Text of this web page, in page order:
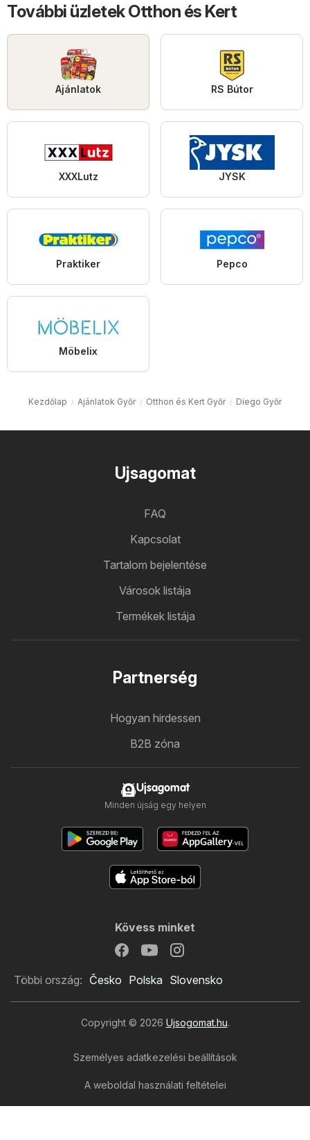
További üzletek Otthon és Kert
Ajánlatok RS Bútor
XXXLutz JYSK
Praktiker Pepco
Möbelix
Kezdőlap Ajánlatok Győr Otthon és Kert Győr Diego Győr
Ujsagomat
FAQ
Kapcsolat
Tartalom bejelentése
Városok listája
Termékek listája
Partnerség
Hogyan hirdessen
B2B zóna
Ujsagomat
Minden újság egy helyen
Kövess minket
Többi ország: Česko Polska Slovensko
Copyright © 2026 Ujsogomat.hu.
Személyes adatkezelési beállítások
A weboldal használati feltételei